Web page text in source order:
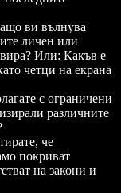
ви вълнува
личен или
Или: Какъв е
четци на екрана
с ограничени
различните
че
покриват
на закони и